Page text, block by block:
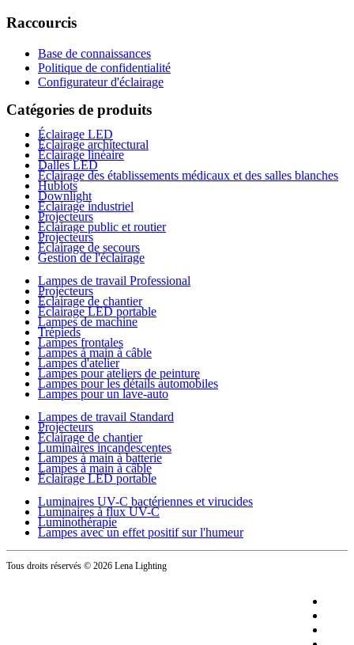
Raccourcis
Base de connaissances
Politique de confidentialité
Configurateur d'éclairage
Catégories de produits
Éclairage LED
Éclairage architectural
Éclairage linéaire
Dalles LED
Éclairage des établissements médicaux et des salles blanches
Hublots
Downlight
Éclairage industriel
Projecteurs
Éclairage public et routier
Projecteurs
Éclairage de secours
Gestion de l'éclairage
Lampes de travail Professional
Projecteurs
Éclairage de chantier
Éclairage LED portable
Lampes de machine
Trépieds
Lampes frontales
Lampes à main à câble
Lampes d'atelier
Lampes pour ateliers de peinture
Lampes pour les détails automobiles
Lampes pour un lave-auto
Lampes de travail Standard
Projecteurs
Éclairage de chantier
Luminaires incandescentes
Lampes à main à batterie
Lampes à main à câble
Éclairage LED portable
Luminaires UV-C bactériennes et virucides
Luminaires à flux UV-C
Luminothérapie
Lampes avec un effet positif sur l'humeur
Tous droits réservés © 2026 Lena Lighting